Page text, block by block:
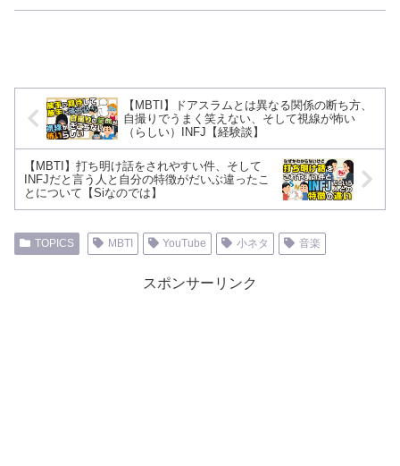
【MBTI】ドアスラムとは異なる関係の断ち方、
自撮りでうまく笑えない、そして視線が怖い
（らしい）INFJ【経験談】
【MBTI】打ち明け話をされやすい件、そして
INFJだと言う人と自分の特徴がだいぶ違ったこ
とについて【Siなのでは】
TOPICS MBTI YouTube 小ネタ 音楽
スポンサーリンク